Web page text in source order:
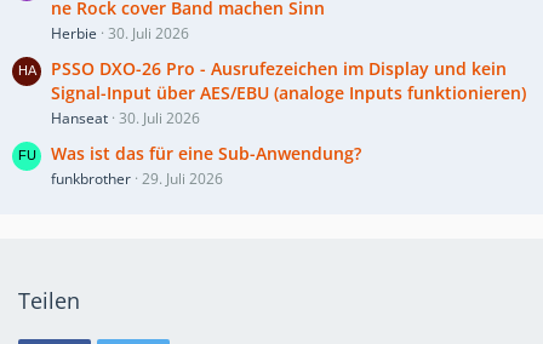
ne Rock cover Band machen Sinn
Herbie 30. Juli 2026
PSSO DXO-26 Pro - Ausrufezeichen im Display und kein
Signal-Input über AES/EBU (analoge Inputs funktionieren)
Hanseat 30. Juli 2026
Was ist das für eine Sub-Anwendung?
funkbrother 29. Juli 2026
Teilen